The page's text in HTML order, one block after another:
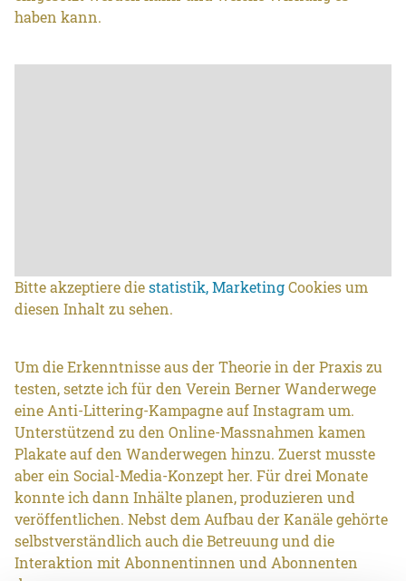
haben kann.
Bitte akzeptiere diestatistik, MarketingCookies um
diesen Inhalt zu sehen.
Um die Erkenntnisse aus der Theorie in der Praxis zu
testen, setzte ich für den Verein Berner Wanderwege
eine Anti-Littering-Kampagne auf Instagram um.
Unterstützend zu den Online-Massnahmen kamen
Plakate auf den Wanderwegen hinzu. Zuerst musste
aber ein Social-Media-Konzept her. Für drei Monate
konnte ich dann Inhälte planen, produzieren und
veröffentlichen. Nebst dem Aufbau der Kanäle gehörte
selbstverständlich auch die Betreuung und die
Interaktion mit Abonnentinnen und Abonnenten